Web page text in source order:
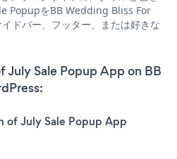
PopupをBB Wedding Bliss For
ドバー、フッター、または好きな
July Sale Popup App on BB
of July Sale Popup App